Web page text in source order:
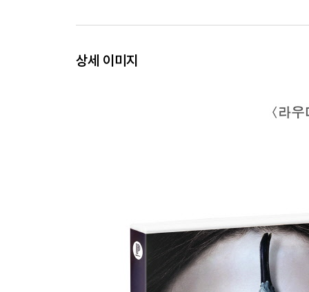
상세 이미지